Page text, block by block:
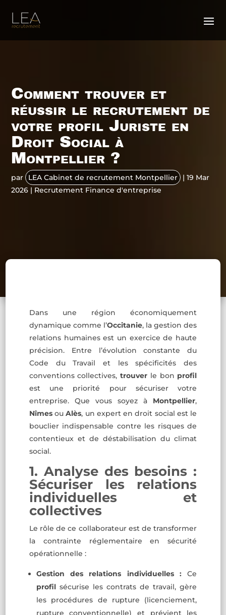
Comment trouver et
réussir le recrutement de
votre profil Juriste en
Droit Social à
Montpellier ?
par LEA Cabinet de recrutement Montpellier |19 Mar
2026 | Recrutement Finance d'entreprise
Dans une région économiquement
dynamique comme l’Occitanie, la gestion des
relations humaines est un exercice de haute
précision. Entre l’évolution constante du
Code du Travail et les spécificités des
conventions collectives,trouver le bon profil
est une priorité pour sécuriser votre
entreprise. Que vous soyez à Montpellier,
NîmesouAlès, un expert en droit social est le
bouclier indispensable contre les risques de
contentieux et de déstabilisation du climat
social.
1. Analyse des besoins :
Sécuriser les relations
individuelles et
collectives
Le rôle de ce collaborateur est de transformer
la contrainte réglementaire en sécurité
opérationnelle :
Gestion des relations individuelles : Ce
profilsécurise les contrats de travail, gère
les procédures de rupture (licenciement,
rupture conventionnelle) et prévient les